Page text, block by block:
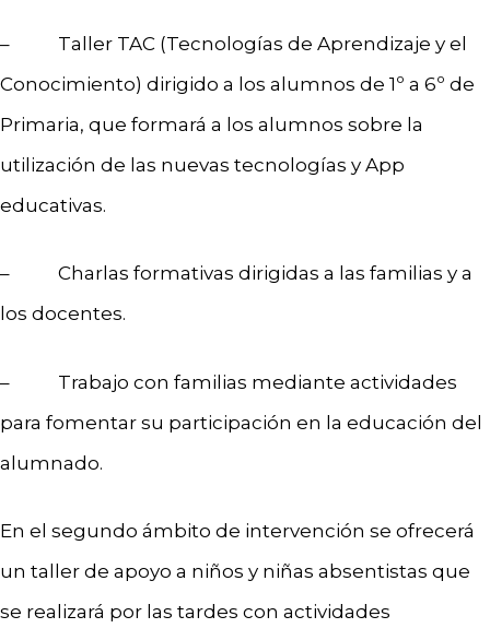
– Taller TAC (Tecnologías de Aprendizaje y el
Conocimiento) dirigido a los alumnos de 1º a 6º de
Primaria, que formará a los alumnos sobre la
utilización de las nuevas tecnologías y App
educativas.
– Charlas formativas dirigidas a las familias y a
los docentes.
– Trabajo con familias mediante actividades
para fomentar su participación en la educación del
alumnado.
En el segundo ámbito de intervención se ofrecerá
un taller de apoyo a niños y niñas absentistas que
se realizará por las tardes con actividades